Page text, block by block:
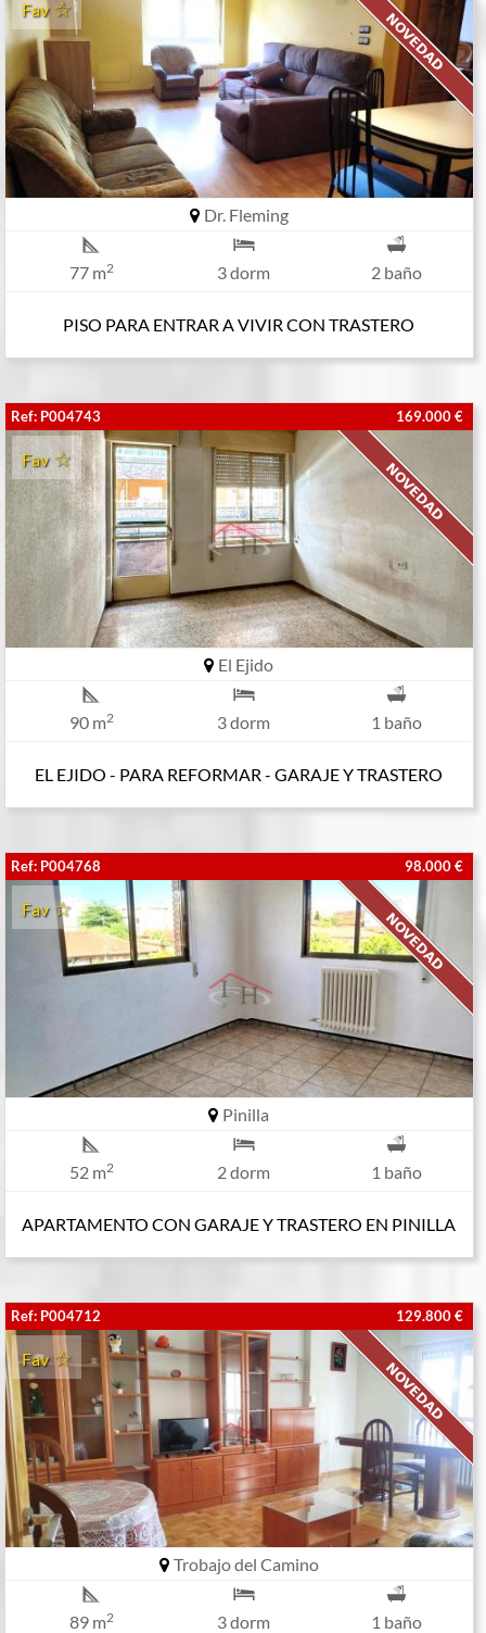
Fav
Dr. Fleming
77 m2 3 dorm 2 baño
PISO PARA ENTRAR A VIVIR CON TRASTERO
Ref: P004743 169.000 €
Fav
El Ejido
90 m2 3 dorm 1 baño
EL EJIDO - PARA REFORMAR - GARAJE Y TRASTERO
Ref: P004768 98.000 €
Fav
Pinilla
52 m2 2 dorm 1 baño
APARTAMENTO CON GARAJE Y TRASTERO EN PINILLA
Ref: P004712 129.800 €
Fav
Trobajo del Camino
89 m2 3 dorm 1 baño